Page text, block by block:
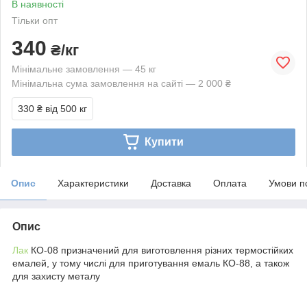
В наявності
Тільки опт
340 ₴/кг
Мінімальне замовлення — 45 кг
Мінімальна сума замовлення на сайті — 2 000 ₴
330 ₴ від 500 кг
Купити
Опис Характеристики Доставка Оплата Умови
Опис
Лак КО-08 призначений для виготовлення різних термостійких
емалей, у тому числі для приготування емаль КО-88, а також
для захисту металу